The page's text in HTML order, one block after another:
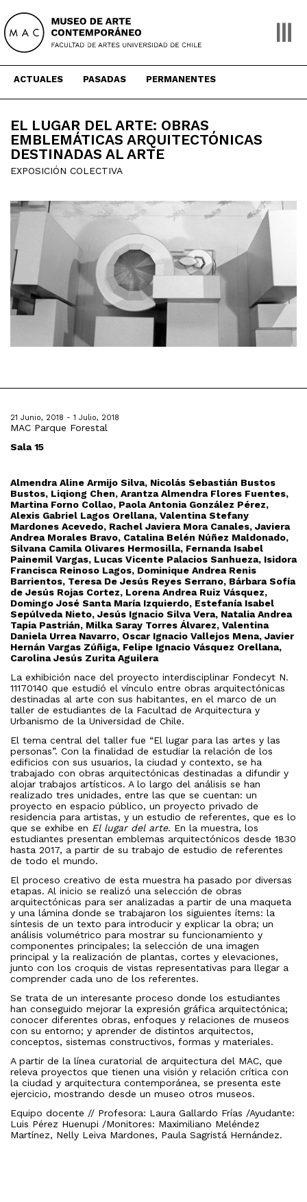
content
ACTUALES PASADAS PERMANENTES
EL LUGAR DEL ARTE: OBRAS
EMBLEMÁTICAS ARQUITECTÓNICAS
DESTINADAS AL ARTE
EXPOSICIÓN COLECTIVA
21 Junio, 2018 - 1 Julio, 2018
MAC Parque Forestal
Sala 15
Almendra Aline Armijo Silva, Nicolás Sebastián Bustos
Bustos, Liqiong Chen, Arantza Almendra Flores Fuentes,
Martina Forno Collao, Paola Antonia González Pérez,
Alexis Gabriel Lagos Orellana, Valentina Stefany
Mardones Acevedo, Rachel Javiera Mora Canales, Javiera
Andrea Morales Bravo, Catalina Belén Núñez Maldonado,
Silvana Camila Olivares Hermosilla, Fernanda Isabel
Painemil Vargas, Lucas Vicente Palacios Sanhueza, Isidora
Francisca Reinoso Lagos, Dominique Andrea Renis
Barrientos, Teresa De Jesús Reyes Serrano, Bárbara Sofía
de Jesús Rojas Cortez, Lorena Andrea Ruiz Vásquez,
Domingo José Santa María Izquierdo, Estefanía Isabel
Sepúlveda Nieto, Jesús Ignacio Silva Vera, Natalia Andrea
Tapia Pastrián, Milka Saray Torres Álvarez, Valentina
Daniela Urrea Navarro, Oscar Ignacio Vallejos Mena, Javier
Hernán Vargas Zúñiga, Felipe Ignacio Vásquez Orellana,
Carolina Jesús Zurita Aguilera
La exhibición nace del proyecto interdisciplinar Fondecyt N.
11170140 que estudió el vínculo entre obras arquitectónicas
destinadas al arte con sus habitantes, en el marco de un
taller de estudiantes de la Facultad de Arquitectura y
Urbanismo de la Universidad de Chile.
El tema central del taller fue “El lugar para las artes y las
personas”. Con la finalidad de estudiar la relación de los
edificios con sus usuarios, la ciudad y contexto, se ha
trabajado con obras arquitectónicas destinadas a difundir y
alojar trabajos artísticos. A lo largo del análisis se han
realizado tres unidades, entre las que se cuentan: un
proyecto en espacio público, un proyecto privado de
residencia para artistas, y un estudio de referentes, que es lo
que se exhibe en El lugar del arte. En la muestra, los
estudiantes presentan emblemas arquitectónicos desde 1830
hasta 2017, a partir de su trabajo de estudio de referentes
de todo el mundo.
El proceso creativo de esta muestra ha pasado por diversas
etapas. Al inicio se realizó una selección de obras
arquitectónicas para ser analizadas a partir de una maqueta
y una lámina donde se trabajaron los siguientes ítems: la
síntesis de un texto para introducir y explicar la obra; un
análisis volumétrico para mostrar su funcionamiento y
componentes principales; la selección de una imagen
principal y la realización de plantas, cortes y elevaciones,
junto con los croquis de vistas representativas para llegar a
comprender cada uno de los referentes.
Se trata de un interesante proceso donde los estudiantes
han conseguido mejorar la expresión gráfica arquitectónica;
conocer diferentes obras, enfoques y relaciones de museos
con su entorno; y aprender de distintos arquitectos,
conceptos, sistemas constructivos, formas y materiales.
A partir de la línea curatorial de arquitectura del MAC, que
releva proyectos que tienen una visión y relación crítica con
la ciudad y arquitectura contemporánea, se presenta este
ejercicio, mostrando desde un museo otros museos.
Equipo docente // Profesora: Laura Gallardo Frías /Ayudante:
Luis Pérez Huenupi /Monitores: Maximiliano Meléndez
Martínez, Nelly Leiva Mardones, Paula Sagristá Hernández.